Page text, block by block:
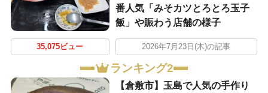
番人気「みそカツとろとろ玉子
飯」や賑わう店舗の様子
35,075ビュー 2026年7月23日(木)の記事
ランキング2
【倉敷市】玉島で人気の手作り